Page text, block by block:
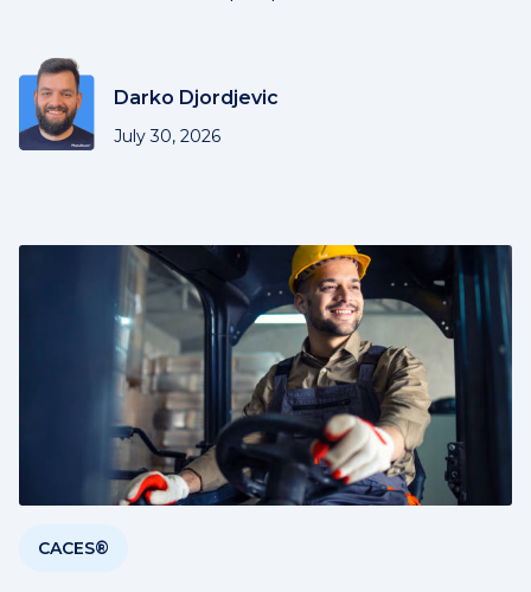
Darko Djordjevic
July 30, 2026
CACES®